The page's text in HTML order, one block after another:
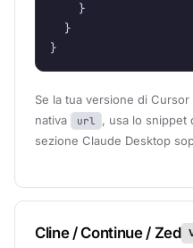
    }
  }
}
Se la tua versione di
nativa
url , usa lo snippet
sezione Claude Desktop
Cline / Continue / Zed